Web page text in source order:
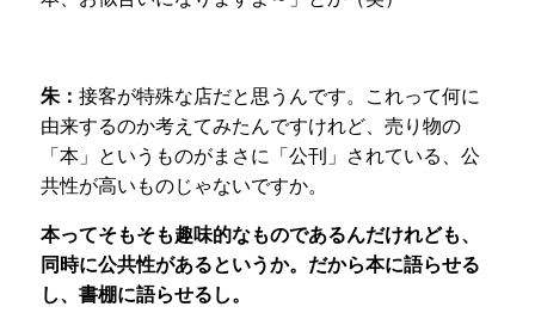
朱： 接客が特殊な店だと思うんです。これって何に
由来するのか考えてみたんですけれど、売り物の
「本」というものがまさに「公刊」されている、公
共性が高いものじゃないですか。
本ってそもそも趣味的なものであるんだけれども、
同時に公共性があるというか。だから本に語らせる
し、書棚に語らせるし。